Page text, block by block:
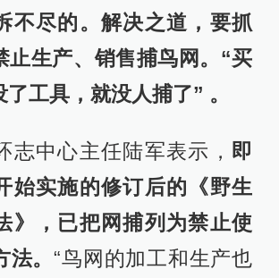
不尽的。解决之道，要抓
止生产、销售捕鸟网。“买
工具，就没人捕了” 。
志中心主任陆军表示， 即
始实施的修订后的《野生
》，已把网捕列为禁止使
法。“鸟网的加工和生产也